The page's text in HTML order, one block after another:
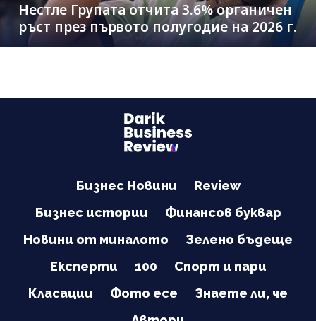
Нестле Групата отчита 3.6% органичен
ръст през първото полугодие на 2026 г.
Бизнес Новини
Review
Бизнес истории
Финансов буквар
Новини от миналото
Зелено бъдеще
Експерти
100
Спорт и пари
Класации
Фото есе
Знаете ли, че